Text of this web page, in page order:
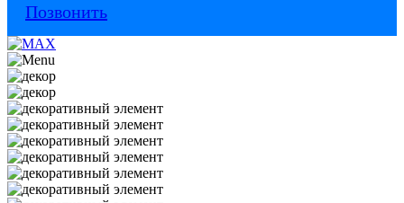
Позвонить